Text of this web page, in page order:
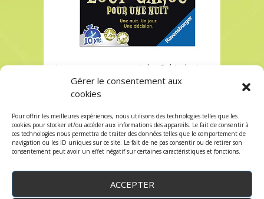
Gérer le consentement aux
cookies
Pour offrir les meilleures expériences, nous utilisons des technologies telles que les
cookies pour stocker et/ou accéder aux informations des appareils. Le fait de consentir à
ces technologies nous permettra de traiter des données telles que le comportement de
navigation ou les ID uniques sur ce site. Le fait de ne pas consentir ou de retirer son
consentement peut avoir un effet négatif sur certaines caractéristiques et fonctions.
ACCEPTER
Loup-garou pour une nuit chez Robin des Jeux
Paris
Loup-garou pour une nuit chez Robin des Jeux
Les commentaires sont fermés, mais vous
pouvez faire un trackback:Trackback URL.